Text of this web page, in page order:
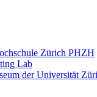
Zürich PHZH
Lab
der Universität